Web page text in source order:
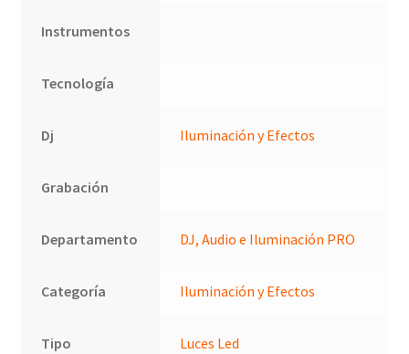
Instrumentos
Tecnología
Dj Iluminación y Efectos
Grabación
Departamento DJ, Audio e Iluminación PRO
Categoría Iluminación y Efectos
Tipo Luces Led